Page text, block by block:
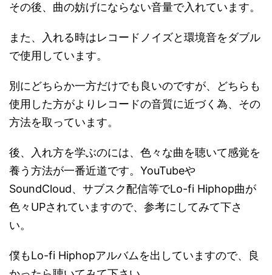
その後、曲の妨げにならない音量で入れています。
また、入れる時はレコードノイズと環境音をダブル
で使用しています。
別にどちらか一方だけでも良いのですが、どちらも
使用した方がよりレコードの音質に近づく為、その
方法を取っています。
後、入れ方を学ぶのには、色々な曲を聴いて感覚を
養う方法が一番近道です。YouTubeや
SoundCloud、サブスク配信等でLo-fi Hiphop曲が
色々UPされていますので、参考にしてみて下さ
い。
僕もLo-fi Hiphopアルバムを出していますので、良